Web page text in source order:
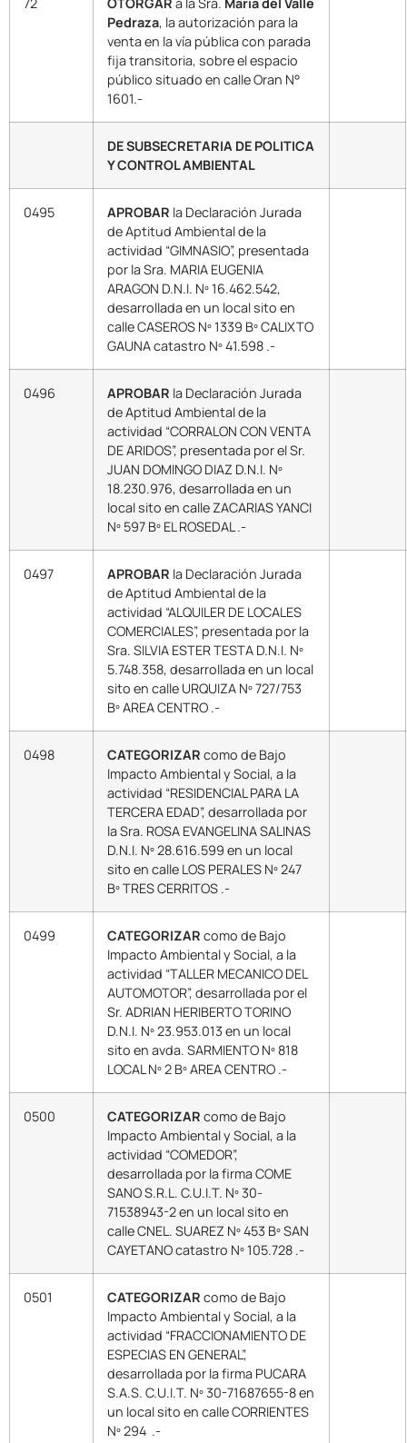
Pedraza, la autorización para la
venta en la vía pública con parada
fija transitoria, sobre el espacio
público situado en calle Oran N°
1601.-
DE SUBSECRETARIA DE POLITICA
Y CONTROL AMBIENTAL
0495 APROBAR la Declaración Jurada
de Aptitud Ambiental de la
actividad “GIMNASIO”, presentada
por la Sra. MARIA EUGENIA
ARAGON D.N.I. Nº 16.462.542,
desarrollada en un local sito en
calle CASEROS Nº 1339 Bº CALIXTO
GAUNA catastro Nº 41.598 .-
0496 APROBAR la Declaración Jurada
de Aptitud Ambiental de la
actividad “CORRALON CON VENTA
DE ARIDOS”, presentada por el Sr.
JUAN DOMINGO DIAZ D.N.I. Nº
18.230.976, desarrollada en un
local sito en calle ZACARIAS YANCI
Nº 597 Bº EL ROSEDAL .-
0497 APROBAR la Declaración Jurada
de Aptitud Ambiental de la
actividad “ALQUILER DE LOCALES
COMERCIALES”, presentada por la
Sra. SILVIA ESTER TESTA D.N.I. Nº
5.748.358, desarrollada en un local
sito en calle URQUIZA Nº 727/753
Bº AREA CENTRO .-
0498 CATEGORIZAR como de Bajo
Impacto Ambiental y Social, a la
actividad “RESIDENCIAL PARA LA
TERCERA EDAD”, desarrollada por
la Sra. ROSA EVANGELINA SALINAS
D.N.I. Nº 28.616.599 en un local
sito en calle LOS PERALES Nº 247
Bº TRES CERRITOS .-
0499 CATEGORIZAR como de Bajo
Impacto Ambiental y Social, a la
actividad “TALLER MECANICO DEL
AUTOMOTOR”, desarrollada por el
Sr. ADRIAN HERIBERTO TORINO
D.N.I. Nº 23.953.013 en un local
sito en avda. SARMIENTO Nº 818
LOCAL Nº 2 Bº AREA CENTRO .-
0500 CATEGORIZAR como de Bajo
Impacto Ambiental y Social, a la
actividad “COMEDOR”,
desarrollada por la firma COME
SANO S.R.L. C.U.I.T. Nº 30-
71538943-2 en un local sito en
calle CNEL. SUAREZ Nº 453 Bº SAN
CAYETANO catastro Nº 105.728 .-
0501 CATEGORIZAR como de Bajo
Impacto Ambiental y Social, a la
actividad “FRACCIONAMIENTO DE
ESPECIAS EN GENERAL”,
desarrollada por la firma PUCARA
S.A.S. C.U.I.T. Nº 30-71687655-8 en
un local sito en calle CORRIENTES
Nº 294 .-